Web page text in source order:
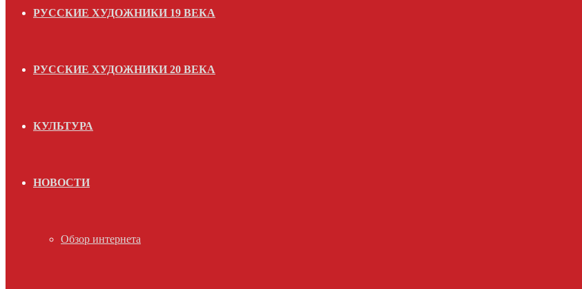
РУССКИЕ ХУДОЖНИКИ 19 ВЕКА
РУССКИЕ ХУДОЖНИКИ 20 ВЕКА
КУЛЬТУРА
НОВОСТИ
Обзор интернета